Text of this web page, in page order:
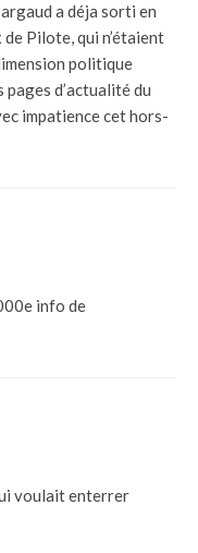
a déja sorti en
Pilote, qui n’étaient
politique
d’actualité du
impatience cet hors-
info de
voulait enterrer